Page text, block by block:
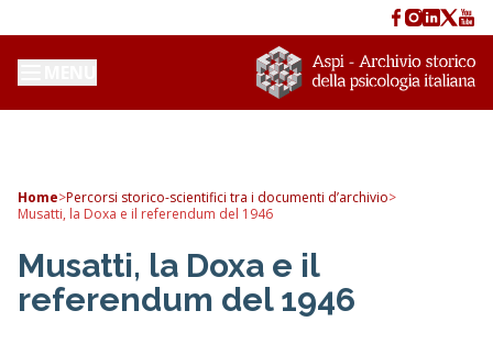
Home>Percorsi storico-scientifici tra i documenti d’archivio>
Musatti, la Doxa e il referendum del 1946
Musatti, la Doxa e il
referendum del 1946